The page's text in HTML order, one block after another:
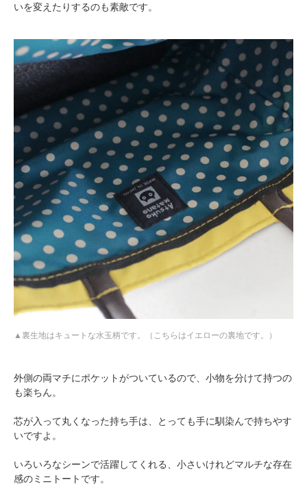
いを変えたりするのも素敵です。
裏生地はキュートな水玉柄です。（こちらはイエローの裏地です。）
外側の両マチにポケットがついているので、小物を分けて持つの
も楽ちん。
芯が入って丸くなった持ち手は、とっても手に馴染んで持ちやす
いですよ。
いろいろなシーンで活躍してくれる、小さいけれどマルチな存在
感のミニトートです。